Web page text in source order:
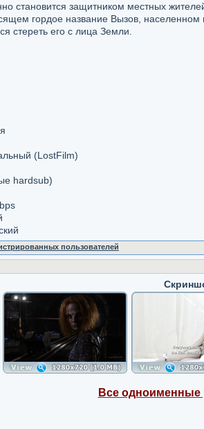
становится защитником местных
гордое название Вызов, населенном
стереть его с лица Земли.
(LostFilm)
hardsub)
пользователей
Все одноименные